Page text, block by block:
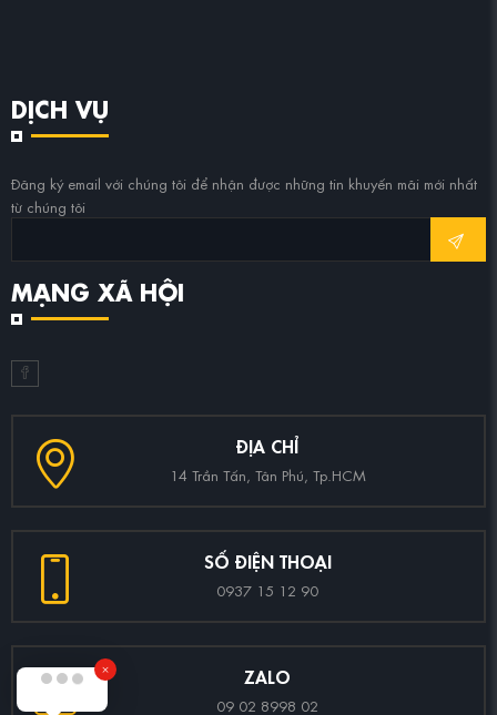
DỊCH VỤ
Đăng ký email với chúng tôi để nhận được những tin khuyến mãi mới nhất
từ chúng tôi
MẠNG XÃ HỘI
ĐỊA CHỈ
14 Trần Tấn, Tân Phú, Tp.HCM
SỐ ĐIỆN THOẠI
0937 15 12 90
ZALO
09 02 8998 02